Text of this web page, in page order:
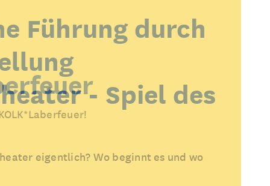
Führung durch
- Spiel des
eigentlich? Wo beginnt es und wo